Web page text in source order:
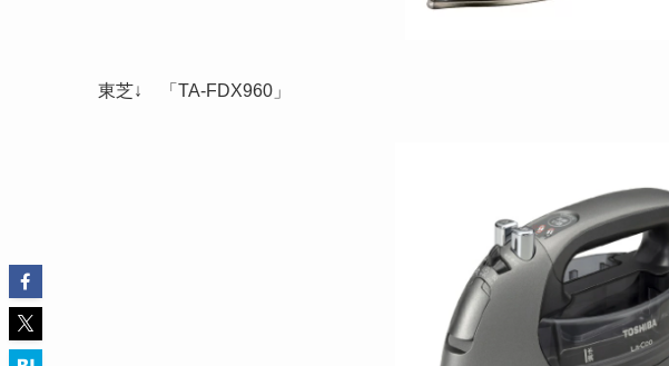
東芝↓ 「TA-FDX960」